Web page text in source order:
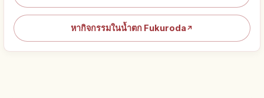
หากิจกรรมในน้ำตก Fukuroda ↗